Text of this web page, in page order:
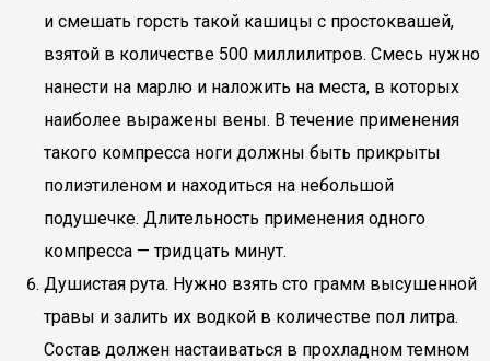
и смешать горсть такой кашицы с простоквашей,
взятой в количестве 500 миллилитров. Смесь нужно
нанести на марлю и наложить на места, в которых
наиболее выражены вены. В течение применения
такого компресса ноги должны быть прикрыты
полиэтиленом и находиться на небольшой
подушечке. Длительность применения одного
компресса — тридцать минут.
Душистая рута. Нужно взять сто грамм высушенной
травы и залить их водкой в количестве пол литра.
Состав должен настаиваться в прохладном темном